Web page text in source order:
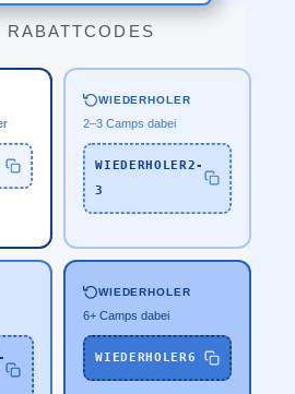
RABATTCODES
WIEDERHOLER
2–3 Camps dabei
WIEDERHOLER2-
3
WIEDERHOLER
6+ Camps dabei
WIEDERHOLER6